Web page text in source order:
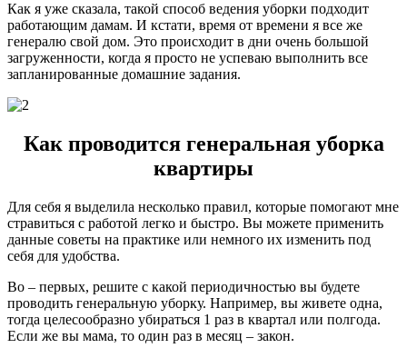
Как я уже сказала, такой способ ведения уборки подходит
работающим дамам. И кстати, время от времени я все же
генералю свой дом. Это происходит в дни очень большой
загруженности, когда я просто не успеваю выполнить все
запланированные домашние задания.
Как проводится генеральная уборка
квартиры
Для себя я выделила несколько правил, которые помогают мне
стравиться с работой легко и быстро. Вы можете применить
данные советы на практике или немного их изменить под
себя для удобства.
Во – первых, решите с какой периодичностью вы будете
проводить генеральную уборку. Например, вы живете одна,
тогда целесообразно убираться 1 раз в квартал или полгода.
Если же вы мама, то один раз в месяц – закон.